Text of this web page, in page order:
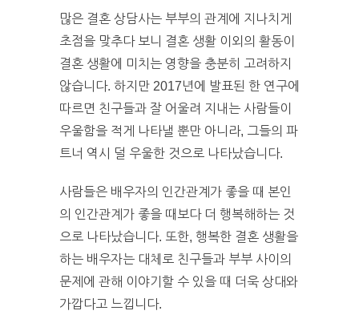
많은 결혼 상담사는 부부의 관계에 지나치게
초점을 맞추다 보니 결혼 생활 이외의 활동이
결혼 생활에 미치는 영향을 충분히 고려하지
않습니다. 하지만 2017년에 발표된 한 연구에
따르면 친구들과 잘 어울려 지내는 사람들이
우울함을 적게 나타낼 뿐만 아니라, 그들의 파
트너 역시 덜 우울한 것으로 나타났습니다.
사람들은 배우자의 인간관계가 좋을 때 본인
의 인간관계가 좋을 때보다 더 행복해하는 것
으로 나타났습니다. 또한, 행복한 결혼 생활을
하는 배우자는 대체로 친구들과 부부 사이의
문제에 관해 이야기할 수 있을 때 더욱 상대와
가깝다고 느낍니다.